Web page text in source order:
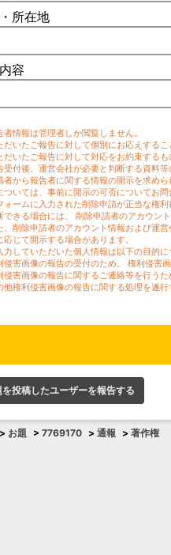
所在地
容
者情報は管理者しか閲覧しません。
だいたご報告に対して個別にお応えするこ
だいたご報告に対して対応をお約束するも
受付後、運営会社が必要と判断する資料等
者から報告者に関する情報の開示を求め
ついては、事前に開示の可否についてお問
ォームに入力された削除申請が正当な権
できる場合には、 削除申請者のアカウン
、削除申請者のアカウント情報および運
応じて開示する場合があります。
力していただいた個人情報は以下の目的に
侵害画像の報告の受付のため。 権利侵害
侵害画像の報告に関するご連絡等を行うた
他権利侵害画像の報告に関する処理を遂行
を投稿したユーザーを報告する
> お題 > 7769170 > 通報 > 著作権